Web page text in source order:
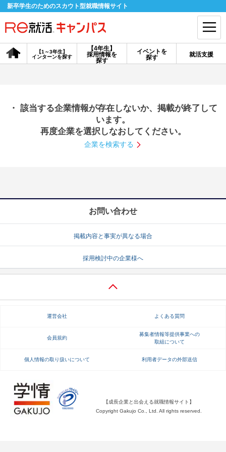
新卒学生のためのスカウト型就職情報サイト
【4年生】
採用情報を
探す
【1～3年生】
インターンを探す
イベントを
探す
就活支援
会員登録 ログイン
探す
【4年生】
説明会を探す
就活ノウハウ・サポート
就活ノウハウが満載！ お役立ち記事・相談室など
就活ニュースペーパー よくある質問
不明点があればこちら
・ 該当する企業情報が存在しないか、掲載が終了して
います。
再度企業を選択しなおしてください。
企業を検索する
お問い合わせ
掲載内容と事実が異なる場合
採用検討中の企業様へ
運営会社 よくある質問
会員規約
募集者情報等提供事業への
取組について
個人情報の取り扱いについて 利用者データの外部送信
【成長企業と出会える就職情報サイト】
Copyright Gakujo Co., Ltd. All rights reserved.